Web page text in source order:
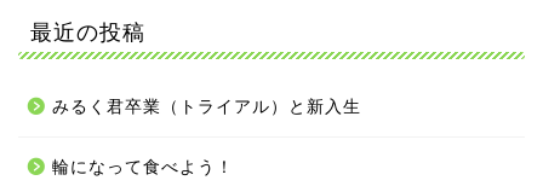
最近の投稿
みるく君卒業（トライアル）と新入生
輪になって食べよう！